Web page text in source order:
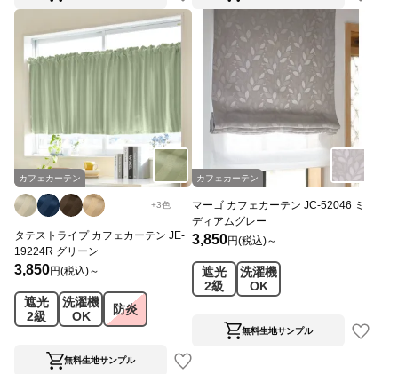
カフェカーテン
+3色
タテストライプ カフェカーテン JE-
19224R グリーン
3,850円(税込)～
遮光
2級
洗濯機
OK
防炎
無料生地サンプル
カフェカーテン
マーゴ カフェカーテン JC-52046 ミ
ディアムグレー
3,850円(税込)～
遮光
2級
洗濯機
OK
無料生地サンプル